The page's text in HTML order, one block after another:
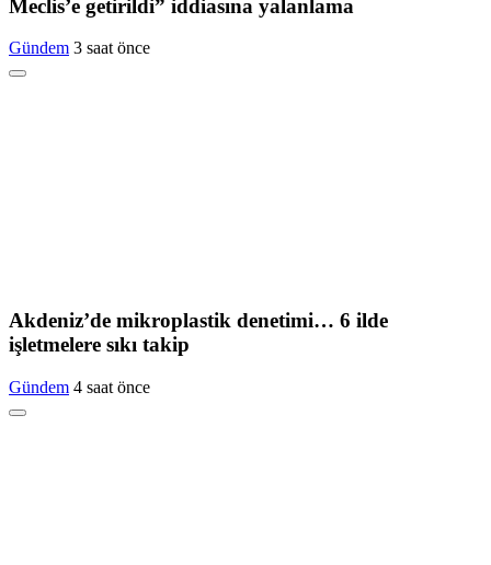
Meclis’e getirildi” iddiasına yalanlama
Gündem 3 saat önce
Akdeniz’de mikroplastik denetimi… 6 ilde
işletmelere sıkı takip
Gündem 4 saat önce